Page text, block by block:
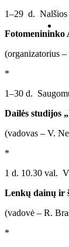
1–29 d. Nalšios
Fotomenininko
(organizatorius
*
1–30 d.
Dailės studijos
(vadovas – V.
*
1 d. 10.30 val.
Lenkų dainų ir
(vadovė – R.
*